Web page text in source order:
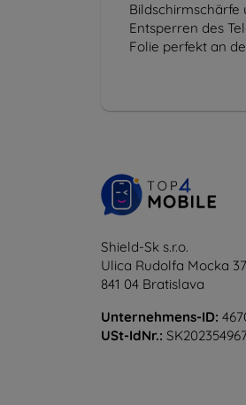
Bildschirmschärfe
Entsperren des
Folie perfekt an
Shield-Sk s.r.o.
Ulica Rudolfa Mocka
841 04 Bratislava
Unternehmens-ID:
USt-IdNr.: